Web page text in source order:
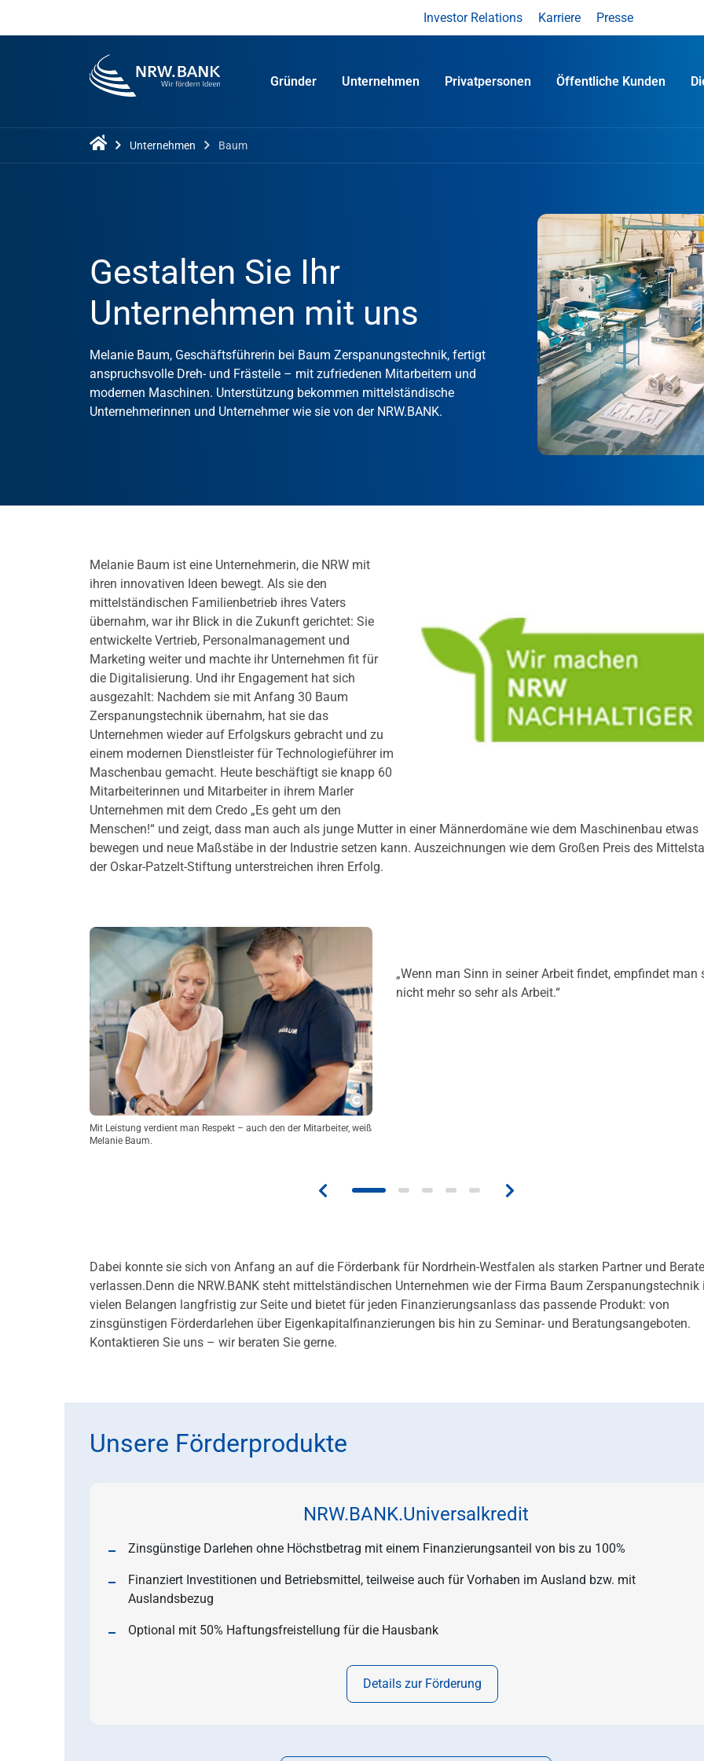
Investor Relations Karriere Presse
Gründer Unternehmen Privatpersonen Öffentliche Kunden
Unternehmen Baum
Gestalten Sie Ihr
Unternehmen mit uns
Melanie Baum, Geschäftsführerin bei Baum Zerspanungstechnik, fertigt
anspruchsvolle Dreh- und Frästeile – mit zufriedenen Mitarbeitern und
modernen Maschinen. Unterstützung bekommen mittelständische
Unternehmerinnen und Unternehmer wie sie von der NRW.BANK.
Melanie Baum ist eine Unternehmerin, die NRW mit
ihren innovativen Ideen bewegt. Als sie den
mittelständischen Familienbetrieb ihres Vaters
übernahm, war ihr Blick in die Zukunft gerichtet: Sie
entwickelte Vertrieb, Personalmanagement und
Marketing weiter und machte ihr Unternehmen fit für
die Digitalisierung. Und ihr Engagement hat sich
ausgezahlt: Nachdem sie mit Anfang 30 Baum
Zerspanungstechnik übernahm, hat sie das
Unternehmen wieder auf Erfolgskurs gebracht und zu
einem modernen Dienstleister für Technologieführer im
Maschenbau gemacht. Heute beschäftigt sie knapp 60
Mitarbeiterinnen und Mitarbeiter in ihrem Marler
Unternehmen mit dem Credo „Es geht um den
Menschen!“ und zeigt, dass man auch als junge Mutter in einer Männerdomäne wie dem Maschinenbau etwas
bewegen und neue Maßstäbe in der Industrie setzen kann. Auszeichnungen wie dem Großen Preis des
der Oskar-Patzelt-Stiftung unterstreichen ihren Erfolg.
Copyright
Mit Leistung verdient man Respekt – auch den der Mitarbeiter, weiß
Melanie Baum.
„Wenn man Sinn in seiner Arbeit findet, empfindet man
nicht mehr so sehr als Arbeit.“
Dabei konnte sie sich von Anfang an auf die Förderbank für Nordrhein-Westfalen als starken Partner und
verlassen.Denn die NRW.BANK steht mittelständischen Unternehmen wie der Firma Baum Zerspanungstechnik
vielen Belangen langfristig zur Seite und bietet für jeden Finanzierungsanlass das passende Produkt: von
zinsgünstigen Förderdarlehen über Eigenkapitalfinanzierungen bis hin zu Seminar- und Beratungsangeboten.
Kontaktieren Sie uns – wir beraten Sie gerne.
Unsere Förderprodukte
NRW.BANK.Universalkredit
Zinsgünstige Darlehen ohne Höchstbetrag mit einem Finanzierungsanteil von bis zu 100%
Finanziert Investitionen und Betriebsmittel, teilweise auch für Vorhaben im Ausland bzw. mit
Auslandsbezug
Optional mit 50% Haftungsfreistellung für die Hausbank
Details zur Förderung